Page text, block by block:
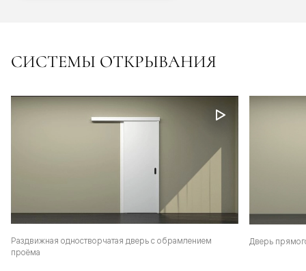
СИСТЕМЫ ОТКРЫВАНИЯ
Раздвижная одностворчатая дверь с обрамлением
проёма
Дверь